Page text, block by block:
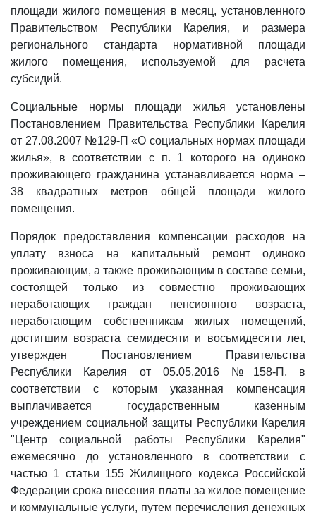
площади жилого помещения в месяц, установленного
Правительством Республики Карелия, и размера
регионального стандарта нормативной площади
жилого помещения, используемой для расчета
субсидий.
Социальные нормы площади жилья установлены
Постановлением Правительства Республики Карелия
от 27.08.2007 №129-П «О социальных нормах площади
жилья», в соответствии с п. 1 которого на одиноко
проживающего гражданина устанавливается норма –
38 квадратных метров общей площади жилого
помещения.
Порядок предоставления компенсации расходов на
уплату взноса на капитальный ремонт одиноко
проживающим, а также проживающим в составе семьи,
состоящей только из совместно проживающих
неработающих граждан пенсионного возраста,
неработающим собственникам жилых помещений,
достигшим возраста семидесяти и восьмидесяти лет,
утвержден Постановлением Правительства
Республики Карелия от 05.05.2016 №158-П, в
соответствии с которым указанная компенсация
выплачивается государственным казенным
учреждением социальной защиты Республики Карелия
"Центр социальной работы Республики Карелия"
ежемесячно до установленного в соответствии с
частью 1 статьи 155 Жилищного кодекса Российской
Федерации срока внесения платы за жилое помещение
и коммунальные услуги, путем перечисления денежных